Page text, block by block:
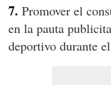
7. Promover el
en la pauta
deportivo durante